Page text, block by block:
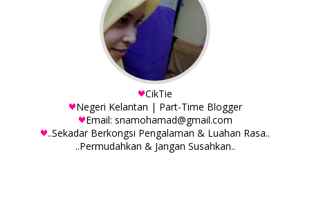
CikTie
Negeri Kelantan | Part-Time Blogger
Email: snamohamad@gmail.com
..Sekadar Berkongsi Pengalaman & Luahan Rasa..
..Permudahkan & Jangan Susahkan..